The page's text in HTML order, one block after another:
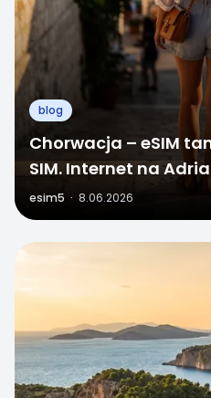
blog
Chorwacja – eSIM
SIM. Internet na
esim5 · 8.06.2026